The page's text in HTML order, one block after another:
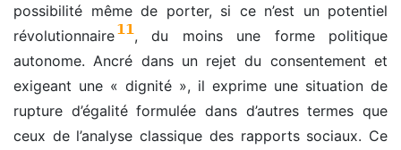
possibilité même de porter, si ce n’est un potentiel
révolutionnaire11, du moins une forme politique
autonome. Ancré dans un rejet du consentement et
exigeant une « dignité », il exprime une situation de
rupture d’égalité formulée dans d’autres termes que
ceux de l’analyse classique des rapports sociaux. Ce